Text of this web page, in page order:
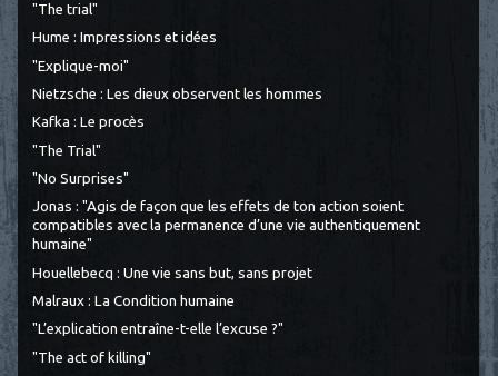
"The trial"
Hume : Impressions et idées
"Explique-moi"
Nietzsche : Les dieux observent les hommes
Kafka : Le procès
"The Trial"
"No Surprises"
Jonas : "Agis de façon que les effets de ton action soient
compatibles avec la permanence d’une vie authentiquement
humaine"
Houellebecq : Une vie sans but, sans projet
Malraux : La Condition humaine
"L’explication entraîne-t-elle l’excuse ?"
"The act of killing"